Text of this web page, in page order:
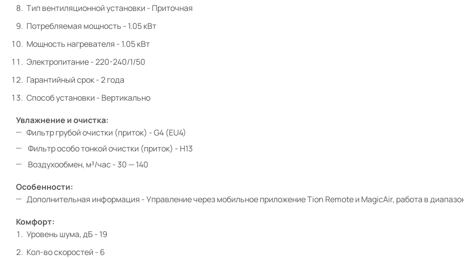
Тип вентиляционной установки - Приточная
Потребляемая мощность - 1.05 кВт
Мощность нагревателя - 1.05 кВт
Электропитание - 220-240/1/50
Гарантийный срок - 2 года
Способ установки - Вертикально
Увлажнение и очистка:
Фильтр грубой очистки (приток) - G4 (EU4)
Фильтр особо тонкой очистки (приток) - H13
Воздухообмен, м³/час - 30 — 140
Особенности:
Дополнительная информация - Управление через мобильное приложение Tion Remote и MagicAir, работа в
Комфорт:
Уровень шума, дБ - 19
Кол-во скоростей - 6